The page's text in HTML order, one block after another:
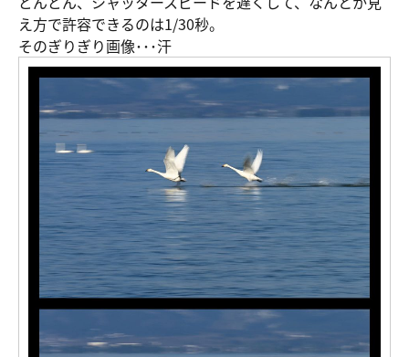
え方で許容できるのは1/30秒。
そのぎりぎり画像･･･汗